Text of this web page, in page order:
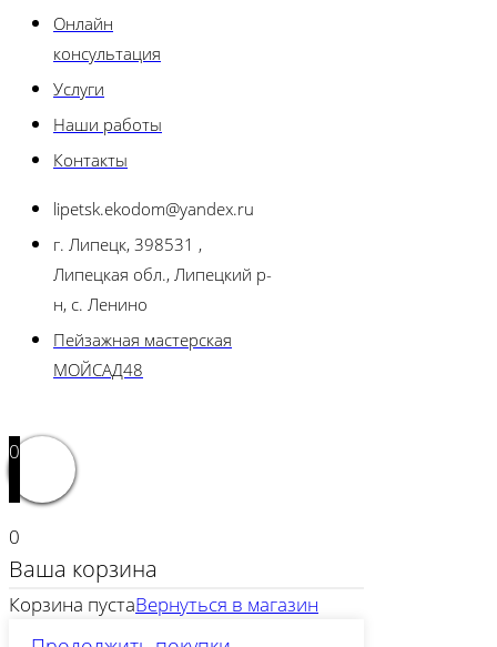
Онлайн
консультация
Услуги
Наши работы
Контакты
lipetsk.ekodom@yandex.ru
г. Липецк, 398531 ,
Липецкая обл., Липецкий р-
н, с. Ленино
Пейзажная мастерская
МОЙСАД48
0
0
Ваша корзина
Корзина пустаВернуться в магазин